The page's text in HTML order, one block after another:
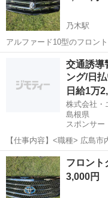
乃木駅
アルファード10型のフロントグリルにな
ありません。 気になる事がありましたら、お問い合わせ下さい。 代理
乃木駅
交通誘導
ング/日
日給1万
株式会社・
島根県
スポンサー
【仕事内容】<職種> 広島
警備員、イベント警備 <雇
パ]日給12,500円～ 交通費:
り 警備業法...
アルバイト・パート
フロント
3,000円